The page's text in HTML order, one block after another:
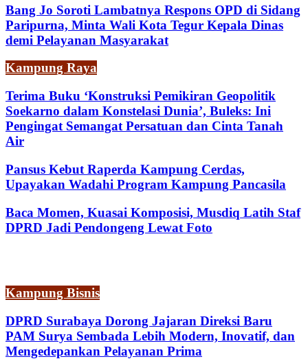
Bang Jo Soroti Lambatnya Respons OPD di Sidang
Paripurna, Minta Wali Kota Tegur Kepala Dinas
demi Pelayanan Masyarakat
Kampung Raya
Terima Buku ‘Konstruksi Pemikiran Geopolitik
Soekarno dalam Konstelasi Dunia’, Buleks: Ini
Pengingat Semangat Persatuan dan Cinta Tanah
Air
Pansus Kebut Raperda Kampung Cerdas,
Upayakan Wadahi Program Kampung Pancasila
Baca Momen, Kuasai Komposisi, Musdiq Latih Staf
DPRD Jadi Pendongeng Lewat Foto
Kampung Bisnis
DPRD Surabaya Dorong Jajaran Direksi Baru
PAM Surya Sembada Lebih Modern, Inovatif, dan
Mengedepankan Pelayanan Prima